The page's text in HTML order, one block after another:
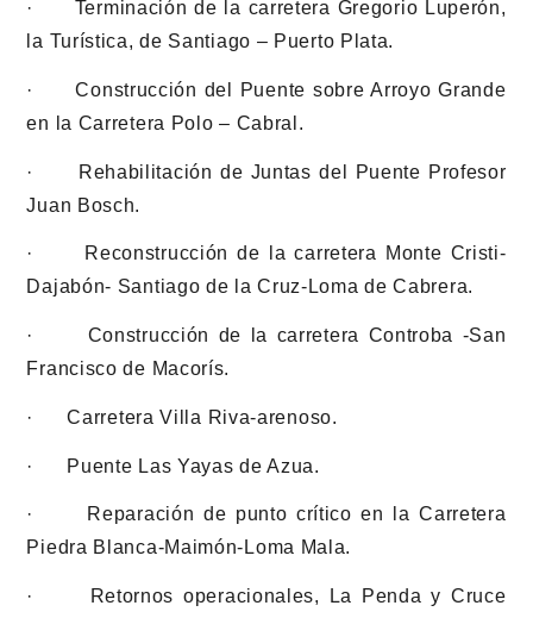
· Terminación de la carretera Gregorio Luperón,
la Turística, de Santiago – Puerto Plata.
· Construcción del Puente sobre Arroyo Grande
en la Carretera Polo – Cabral.
· Rehabilitación de Juntas del Puente Profesor
Juan Bosch.
· Reconstrucción de la carretera Monte Cristi-
Dajabón- Santiago de la Cruz-Loma de Cabrera.
· Construcción de la carretera Controba -San
Francisco de Macorís.
· Carretera Villa Riva-arenoso.
· Puente Las Yayas de Azua.
· Reparación de punto crítico en la Carretera
Piedra Blanca-Maimón-Loma Mala.
· Retornos operacionales, La Penda y Cruce